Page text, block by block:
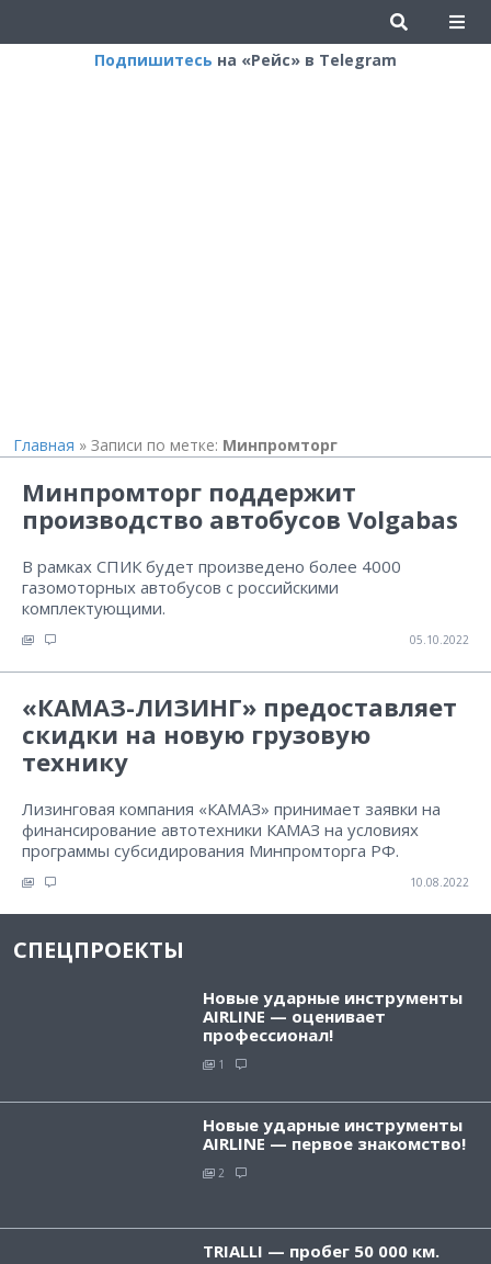
Подпишитесь на «Рейс» в Telegram
Главная » Записи по метке: Минпромторг
Минпромторг поддержит
производство автобусов Volgabas
В рамках СПИК будет произведено более 4000
газомоторных автобусов с российскими
комплектующими.
05.10.2022
«КАМАЗ-ЛИЗИНГ» предоставляет
скидки на новую грузовую
технику
Лизинговая компания «КАМАЗ» принимает заявки на
финансирование автотехники КАМАЗ на условиях
программы субсидирования Минпромторга РФ.
10.08.2022
СПЕЦПРОЕКТЫ
Новые ударные инструменты
AIRLINE — оценивает
профессионал!
1
Новые ударные инструменты
AIRLINE — первое знакомство!
2
TRIALLI — пробег 50 000 км.